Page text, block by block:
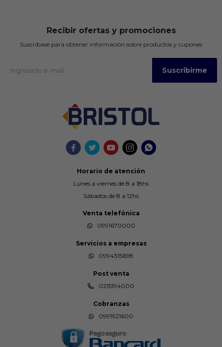
    
Horario de atención
Lunes a viernes de 8 a 18hs
Sábados de 8 a 12hs
Venta telefónica
0991670000
Servicios a empresas
0994315698
Post venta
0215194000
Cobranzas
0991921600
Recibir ofertas y promociones
Suscríbase para obtener información sobre productos y cupones
Suscribirme